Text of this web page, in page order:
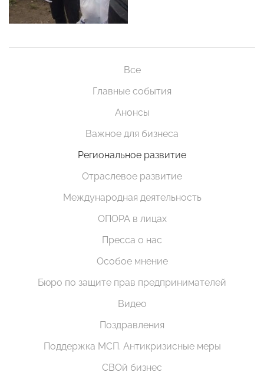
Все
Главные события
Анонсы
Важное для бизнеса
Региональное развитие
Отраслевое развитие
Международная деятельность
ОПОРА в лицах
Пресса о нас
Особое мнение
Бюро по защите прав предпринимателей
Видео
Поздравления
Поддержка МСП. Антикризисные меры
СВОй бизнес